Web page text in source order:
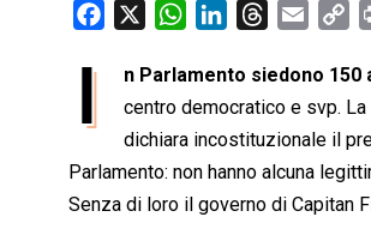
o
o
W
a
t
s
A
p
n
k
e
d
I
r
e
a
d
s
a
i
l
p
y
L
i
n
I n Parlamento siedono 150
centro democratico e svp.
dichiara incostituzionale il
Parlamento: non hanno alcuna
Senza di loro il governo di Capitan